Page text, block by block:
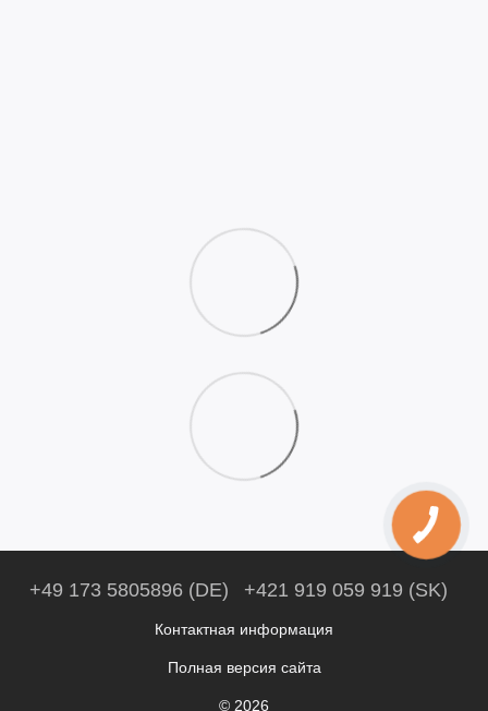
+49 173 5805896 (DE) +421 919 059 919 (SK)
Контактная информация
Полная версия сайта
© 2026